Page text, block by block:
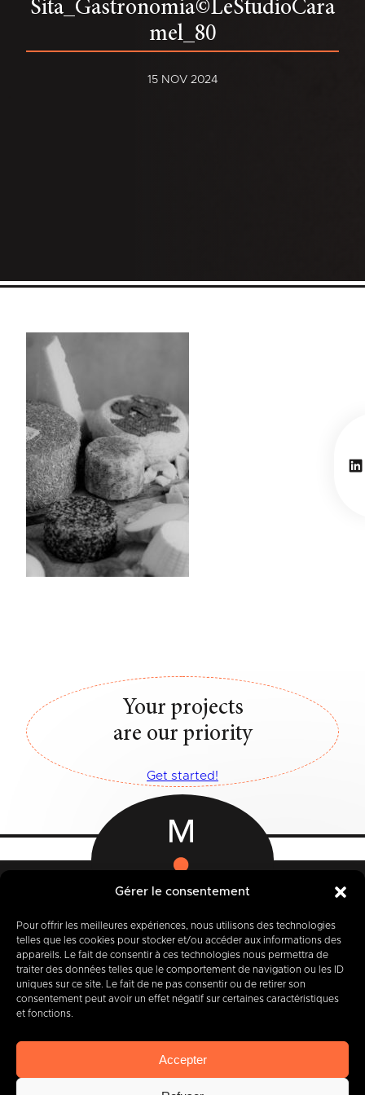
Gérer le consentement
Pour offrir les meilleures expériences, nous utilisons des technologies
telles que les cookies pour stocker et/ou accéder aux informations des
appareils. Le fait de consentir à ces technologies nous permettra de
traiter des données telles que le comportement de navigation ou les ID
uniques sur ce site. Le fait de ne pas consentir ou de retirer son
consentement peut avoir un effet négatif sur certaines caractéristiques
et fonctions.
Accepter
Sita_Gastronomia©LeStudioCara
mel_80
15 NOV 2024
Your projects
are our priority
Get started!
12-14 Rue des Quatre Fils Aymon
B-7000 MONS